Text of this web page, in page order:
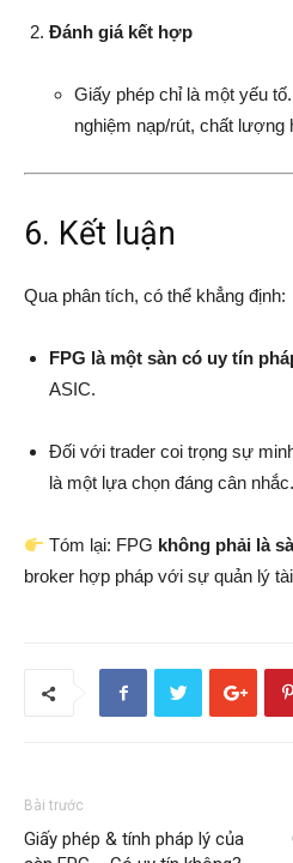
Đánh giá kết hợp
Giấy phép chỉ là một yếu
nghiệm nạp/rút, chất lượng
6. Kết luận
Qua phân tích, có thể khẳng định:
FPG là một sàn có uy tín
ASIC.
Đối với trader coi trọng sự
là một lựa chọn đáng cân nhắc.
Tóm lại: FPG không phải là
broker hợp pháp với sự quản lý
Bài trước
Giấy phép & tính pháp lý của